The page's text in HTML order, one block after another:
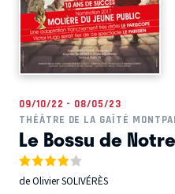
09/10/22 - 08/05/23
THÉÂTRE DE LA GAÎTÉ
Le Bossu de
de Olivier SOLIVÉRÈS